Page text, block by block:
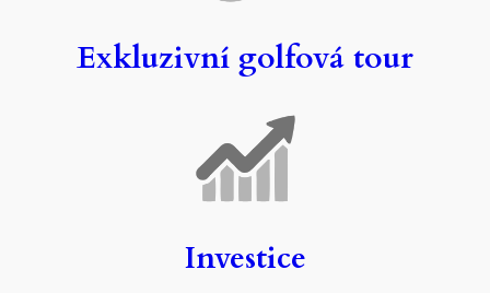
Exkluzivní golfová tour
Investice